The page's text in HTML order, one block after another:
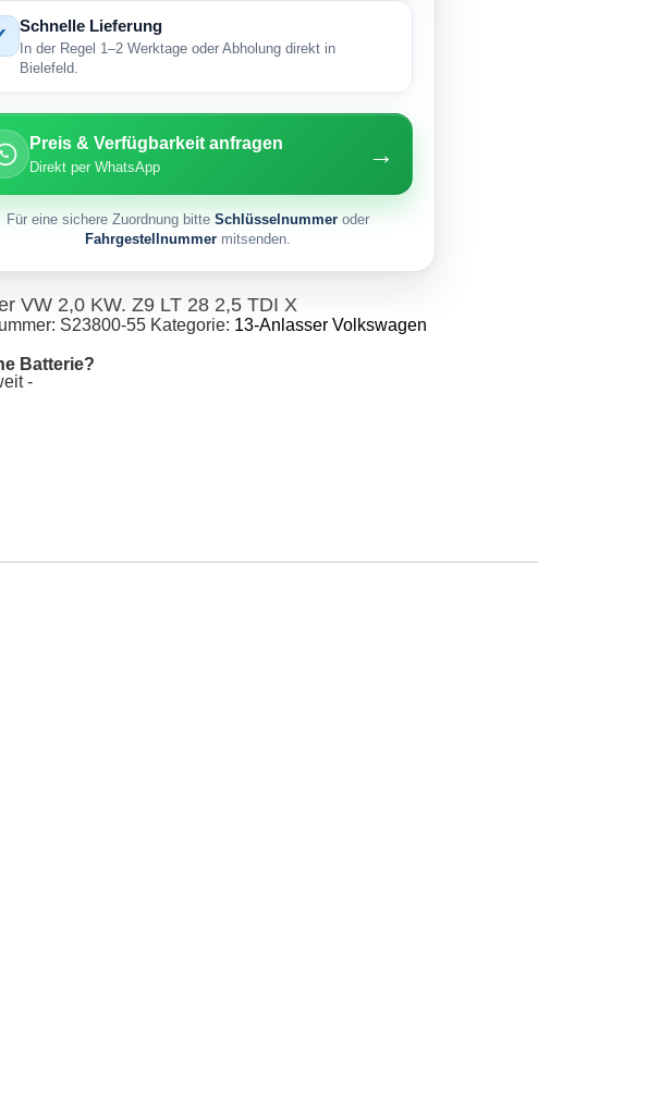
Schnelle Lieferung
In der Regel 1–2 Werktage oder Abholung direkt in
Bielefeld.
Preis & Verfügbarkeit anfragen
Direkt per WhatsApp →
Für eine sichere Zuordnung bitte Schlüsselnummeroder
Fahrgestellnummermitsenden.
VW 2,0 KW. Z9 LT 28 2,5 TDI X
S23800-55 Kategorie: 13-Anlasser Volkswagen
Batterie?
-